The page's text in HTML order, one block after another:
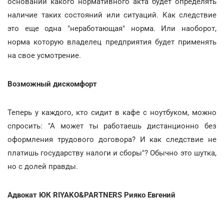
наличие таких состояний или ситуаций. Как следствие
это еще одна "неработающая" норма. Или наоборот,
норма которую владелец предприятия будет применять
на свое усмотрение.
Возможный дискомфорт
Теперь у каждого, кто сидит в кафе с ноутбуком, можно
спросить: "А может ты работаешь дистанционно без
оформления трудового договора? И как следствие не
платишь государству налоги и сборы"? Обычно это шутка,
но с долей правды.
Адвокат ЮК RIYAKO&PARTNERS Рияко Евгений